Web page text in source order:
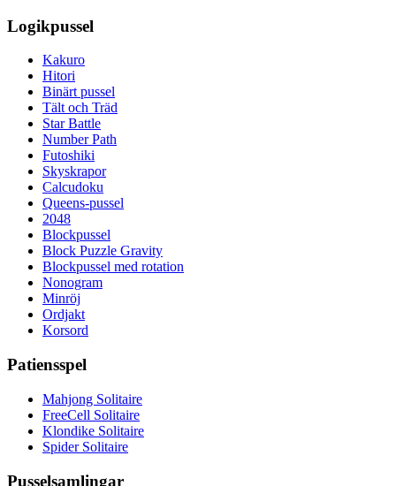
Logikpussel
Kakuro
Hitori
Binärt pussel
Tält och Träd
Star Battle
Number Path
Futoshiki
Skyskrapor
Calcudoku
Queens-pussel
2048
Blockpussel
Block Puzzle Gravity
Blockpussel med rotation
Nonogram
Minröj
Ordjakt
Korsord
Patiensspel
Mahjong Solitaire
FreeCell Solitaire
Klondike Solitaire
Spider Solitaire
Pusselsamlingar